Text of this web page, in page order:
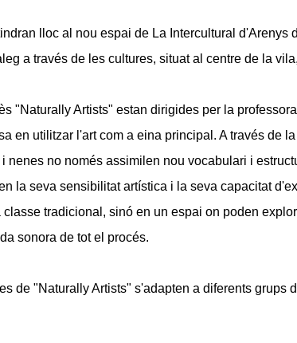
lloc al nou espai de La Intercultural d'Arenys
a través de les cultures, situat al centre de la
"Naturally Artists" estan dirigides per la
en utilitzar l'art com a eina principal. A través de
nenes no només assimilen nou vocabulari i
la seva sensibilitat artística i la seva capacitat
tradicional, sinó en un espai on poden
sonora de tot el procés.
de "Naturally Artists" s'adapten a diferents grups